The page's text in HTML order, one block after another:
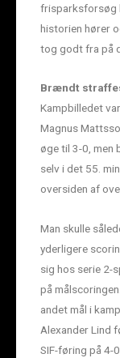
frisparksforsøg
historien hører
tog godt fra på
Brændt
Kampbilledet
Magnus
øge til 3-0, men
selv i det 55.
oversiden af
Man skulle
yderligere
sig hos serie 2-
på
andet mål i
Alexander Lind
SIF-føring på 4-